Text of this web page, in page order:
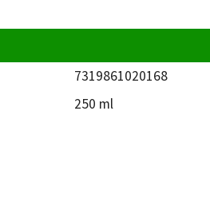
7319861020168
250 ml